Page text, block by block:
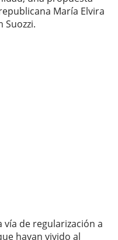
María Elvira
Suozzi.
de regularización a
hayan vivido al